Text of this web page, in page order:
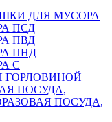
ДЛЯ МУСОРА
ПСД
ПВД
ПНД
С
ГОРЛОВИНОЙ
ПОСУДА,
ПОСУДА,